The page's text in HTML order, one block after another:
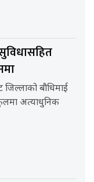
बौधिमाई
अत्याधुनिक